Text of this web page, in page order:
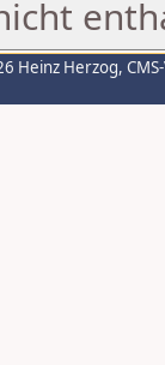
Heinz Herzog,